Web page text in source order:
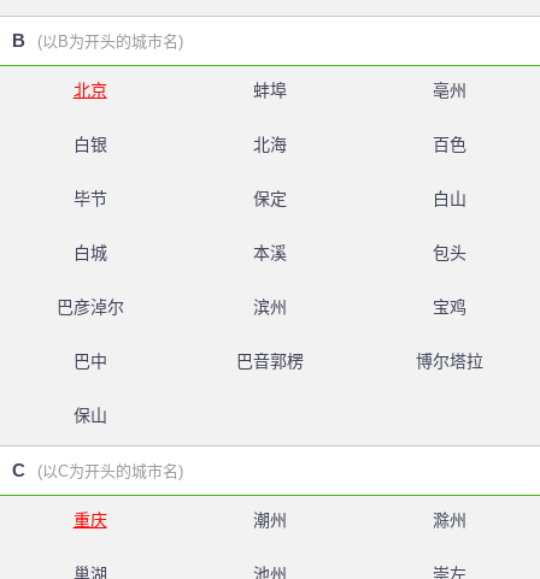
B (以B为开头的城市名)
北京 蚌埠 亳州
白银 北海 百色
毕节 保定 白山
白城 本溪 包头
巴彦淖尔 滨州 宝鸡
巴中 巴音郭楞 博尔塔拉
保山
C (以C为开头的城市名)
重庆 潮州 滁州
巢湖 池州 崇左